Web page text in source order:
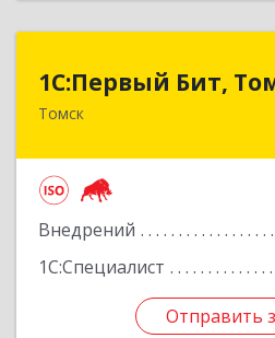
1С:Первый Бит,
Томск
Внедрений
1С:Специалист
Отправить
634041, Томская обл,
Отправить